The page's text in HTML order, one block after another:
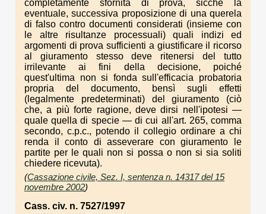
completamente sfornita di prova, sicché la
eventuale, successiva proposizione di una querela
di falso contro documenti considerati (insieme con
le altre risultanze processuali) quali indizi ed
argomenti di prova sufficienti a giustificare il ricorso
al giuramento stesso deve ritenersi del tutto
irrilevante ai fini della decisione, poiché
quest'ultima non si fonda sull'efficacia probatoria
propria del documento, bensì sugli effetti
(legalmente predeterminati) del giuramento (ciò
che, a più forte ragione, deve dirsi nell'ipotesi —
quale quella di specie — di cui all'art. 265, comma
secondo, c.p.c., potendo il collegio ordinare a chi
renda il conto di asseverare con giuramento le
partite per le quali non si possa o non si sia soliti
chiedere ricevuta).
(Cassazione civile, Sez. I, sentenza n. 14317 del 15
novembre 2002)
Cass. civ. n. 7527/1997